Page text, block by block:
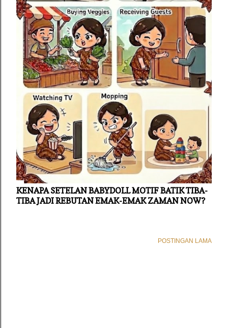
KENAPA SETELAN BABYDOLL MOTIF BATIK TIBA-
TIBA JADI REBUTAN EMAK-EMAK ZAMAN NOW?
POSTINGAN LAMA